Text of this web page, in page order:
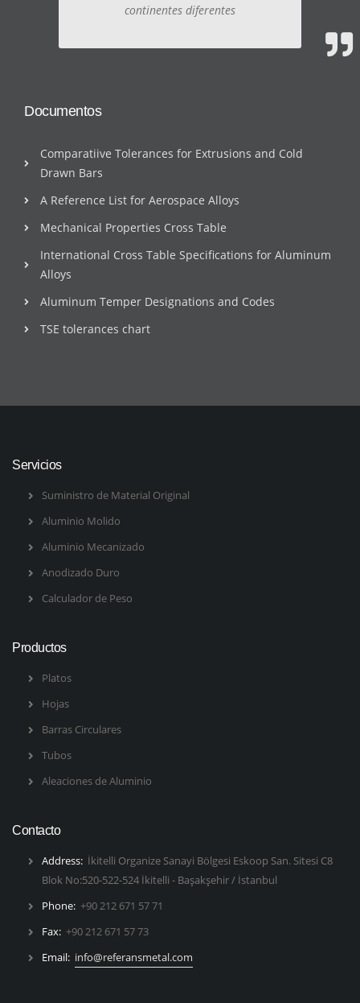
continentes diferentes
Documentos
Comparatiive Tolerances for Extrusions and Cold
Drawn Bars
A Reference List for Aerospace Alloys
Mechanical Properties Cross Table
International Cross Table Specifications for Aluminum
Alloys
Aluminum Temper Designations and Codes
TSE tolerances chart
Servicios
Suministro de Material Original
Aluminio Molido
Aluminio Mecanizado
Anodizado Duro
Calculador de Peso
Productos
Platos
Hojas
Barras Circulares
Tubos
Aleaciones de Aluminio
Contacto
Address: İkitelli Organize Sanayi Bölgesi Eskoop San. Sitesi C8
Blok No:520-522-524 İkitelli - Başakşehir / İstanbul
Phone: +90 212 671 57 71
Fax: +90 212 671 57 73
Email: info@referansmetal.com